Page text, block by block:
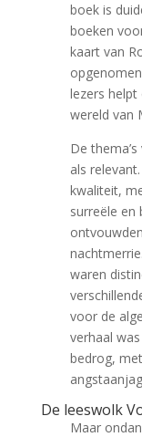
boek is
boeken
kaart van
lezers
wereld van
De
als
kwaliteit,
surreële en
waren
voor de
verhaal
bedrog,
De leeswolk
Maar